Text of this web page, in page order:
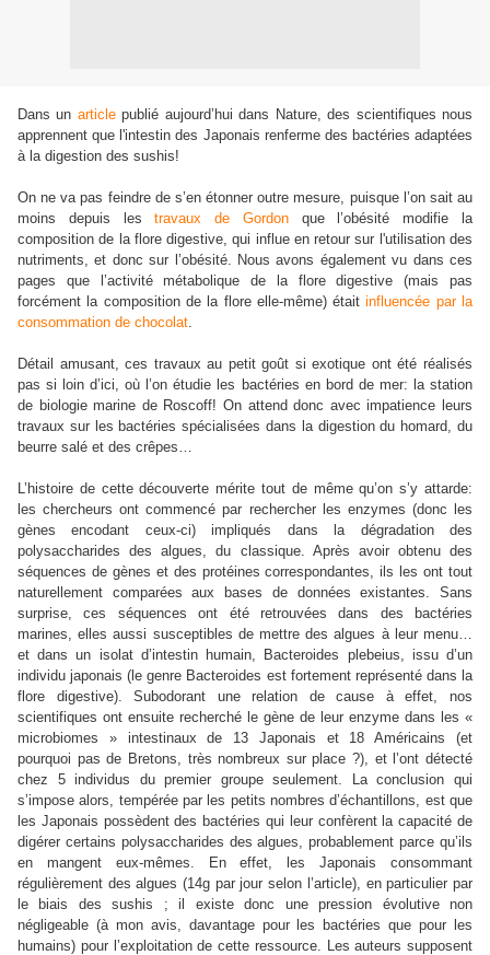
Dans un article publié aujourd’hui dans Nature, des scientifiques nous
apprennent que l'intestin des Japonais renferme des bactéries adaptées
à la digestion des sushis!
On ne va pas feindre de s’en étonner outre mesure, puisque l’on sait au
moins depuis les
travaux de Gordon
que l’obésité modifie la
composition de la flore digestive, qui influe en retour sur l'utilisation des
nutriments, et donc sur l’obésité. Nous avons également vu dans ces
pages que l’activité métabolique de la flore digestive (mais pas
forcément la composition de la flore elle-même) était influencée par la
consommation de chocolat.
Détail amusant, ces travaux au petit goût si exotique ont été réalisés
pas si loin d’ici, où l’on étudie les bactéries en bord de mer: la station
de biologie marine de Roscoff! On attend donc avec impatience leurs
travaux sur les bactéries spécialisées dans la digestion du homard, du
beurre salé et des crêpes…
L’histoire de cette découverte mérite tout de même qu’on s’y attarde:
les chercheurs ont commencé par rechercher les enzymes (donc les
gènes encodant ceux-ci) impliqués dans la dégradation des
polysaccharides des algues, du classique. Après avoir obtenu des
séquences de gènes et des protéines correspondantes, ils les ont tout
naturellement comparées aux bases de données existantes. Sans
surprise, ces séquences ont été retrouvées dans des bactéries
marines, elles aussi susceptibles de mettre des algues à leur menu…
et dans un isolat d’intestin humain, Bacteroides plebeius, issu d’un
individu japonais (le genre Bacteroides est fortement représenté dans la
flore digestive). Subodorant une relation de cause à effet, nos
scientifiques ont ensuite recherché le gène de leur enzyme dans les «
microbiomes » intestinaux de 13 Japonais et 18 Américains (et
pourquoi pas de Bretons, très nombreux sur place ?), et l’ont détecté
chez 5 individus du premier groupe seulement. La conclusion qui
s’impose alors, tempérée par les petits nombres d’échantillons, est que
les Japonais possèdent des bactéries qui leur confèrent la capacité de
digérer certains polysaccharides des algues, probablement parce qu’ils
en mangent eux-mêmes. En effet, les Japonais consommant
régulièrement des algues (14g par jour selon l’article), en particulier par
le biais des sushis ; il existe donc une pression évolutive non
négligeable (à mon avis, davantage pour les bactéries que pour les
humains) pour l’exploitation de cette ressource. Les auteurs supposent